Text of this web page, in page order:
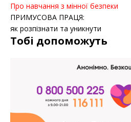
Про навчання з мінної безпеки
ПРИМУСОВА ПРАЦЯ:
як розпізнати та уникнути
Тобі допоможуть